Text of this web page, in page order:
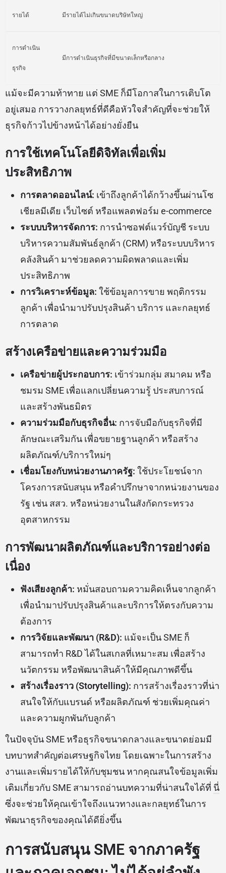
รายได้ มีรายได้ไม่เกินขนาดบริษัทใหญ่
การดำเนิน
ธุรกิจ
มีการดำเนินธุรกิจที่มีขนาดเล็กหรือกลาง
แม้จะมีความท้าทาย แต่ SME ก็มีโอกาสในการเติบโต
อยู่เสมอ การวางกลยุทธ์ที่ดีคือหัวใจสำคัญที่จะช่วยให้
ธุรกิจก้าวไปข้างหน้าได้อย่างยั่งยืน
การใช้เทคโนโลยีดิจิทัลเพื่อเพิ่ม
ประสิทธิภาพ
การตลาดออนไลน์: เข้าถึงลูกค้าได้กว้างขึ้นผ่านโซ
เชียลมีเดีย เว็บไซต์ หรือแพลตฟอร์ม e-commerce
ระบบบริหารจัดการ: การนำซอฟต์แวร์บัญชี ระบบ
บริหารความสัมพันธ์ลูกค้า (CRM) หรือระบบบริหาร
คลังสินค้า มาช่วยลดความผิดพลาดและเพิ่ม
ประสิทธิภาพ
การวิเคราะห์ข้อมูล: ใช้ข้อมูลการขาย พฤติกรรม
ลูกค้า เพื่อนำมาปรับปรุงสินค้า บริการ และกลยุทธ์
การตลาด
สร้างเครือข่ายและความร่วมมือ
เครือข่ายผู้ประกอบการ: เข้าร่วมกลุ่ม สมาคม หรือ
ชมรม SME เพื่อแลกเปลี่ยนความรู้ ประสบการณ์
และสร้างพันธมิตร
ความร่วมมือกับธุรกิจอื่น: การจับมือกับธุรกิจที่มี
ลักษณะเสริมกัน เพื่อขยายฐานลูกค้า หรือสร้าง
ผลิตภัณฑ์/บริการใหม่ๆ
เชื่อมโยงกับหน่วยงานภาครัฐ: ใช้ประโยชน์จาก
โครงการสนับสนุน หรือคำปรึกษาจากหน่วยงานของ
รัฐ เช่น สสว. หรือหน่วยงานในสังกัดกระทรวง
อุตสาหกรรม
การพัฒนาผลิตภัณฑ์และบริการอย่างต่อ
เนื่อง
ฟังเสียงลูกค้า: หมั่นสอบถามความคิดเห็นจากลูกค้า
เพื่อนำมาปรับปรุงสินค้าและบริการให้ตรงกับความ
ต้องการ
การวิจัยและพัฒนา (R&D): แม้จะเป็น SME ก็
สามารถทำ R&D ได้ในสเกลที่เหมาะสม เพื่อสร้าง
นวัตกรรม หรือพัฒนาสินค้าให้มีคุณภาพดีขึ้น
สร้างเรื่องราว (Storytelling): การสร้างเรื่องราวที่น่า
สนใจให้กับแบรนด์ หรือผลิตภัณฑ์ ช่วยเพิ่มคุณค่า
และความผูกพันกับลูกค้า
ในปัจจุบัน SME หรือธุรกิจขนาดกลางและขนาดย่อมมี
บทบาทสำคัญต่อเศรษฐกิจไทย โดยเฉพาะในการสร้าง
งานและเพิ่มรายได้ให้กับชุมชน หากคุณสนใจข้อมูลเพิ่ม
เติมเกี่ยวกับ SME สามารถอ่านบทความที่น่าสนใจได้ที่ นี่
ซึ่งจะช่วยให้คุณเข้าใจถึงแนวทางและกลยุทธ์ในการ
พัฒนาธุรกิจของคุณได้ดียิ่งขึ้น
การสนับสนุน SME จากภาครัฐ